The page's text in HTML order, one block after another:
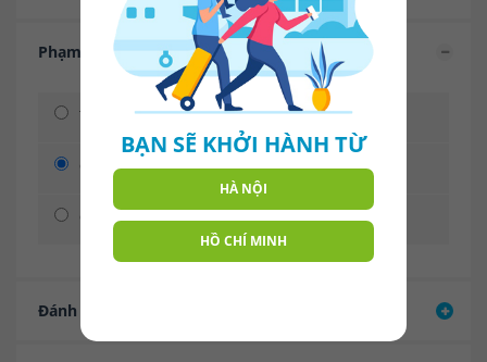
Phạm vi Cruise
TẤT CẢ
CRUISE NỘI ĐỊA
CRUISE QUỐC TẾ
Đánh giá
BẠN SẼ KHỞI HÀNH TỪ
HÀ NỘI
HỒ CHÍ MINH